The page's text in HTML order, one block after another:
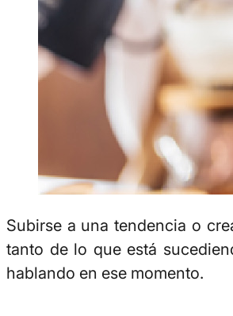
Subirse a una tendencia o
tanto de lo que está
hablando en ese momento.